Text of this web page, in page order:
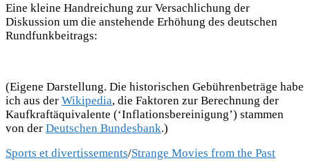
Eine kleine Handreichung zur Versachlichung der
Diskussion um die anstehende Erhöhung des deutschen
Rundfunkbeitrags:
(Eigene Darstellung. Die historischen Gebührenbeträge habe
ich aus der Wikipedia, die Faktoren zur Berechnung der
Kaufkraftäquivalente (‘Inflationsbereinigung’) stammen
von der Deutschen Bundesbank.)
Sports et divertissements/Strange Movies from the Past